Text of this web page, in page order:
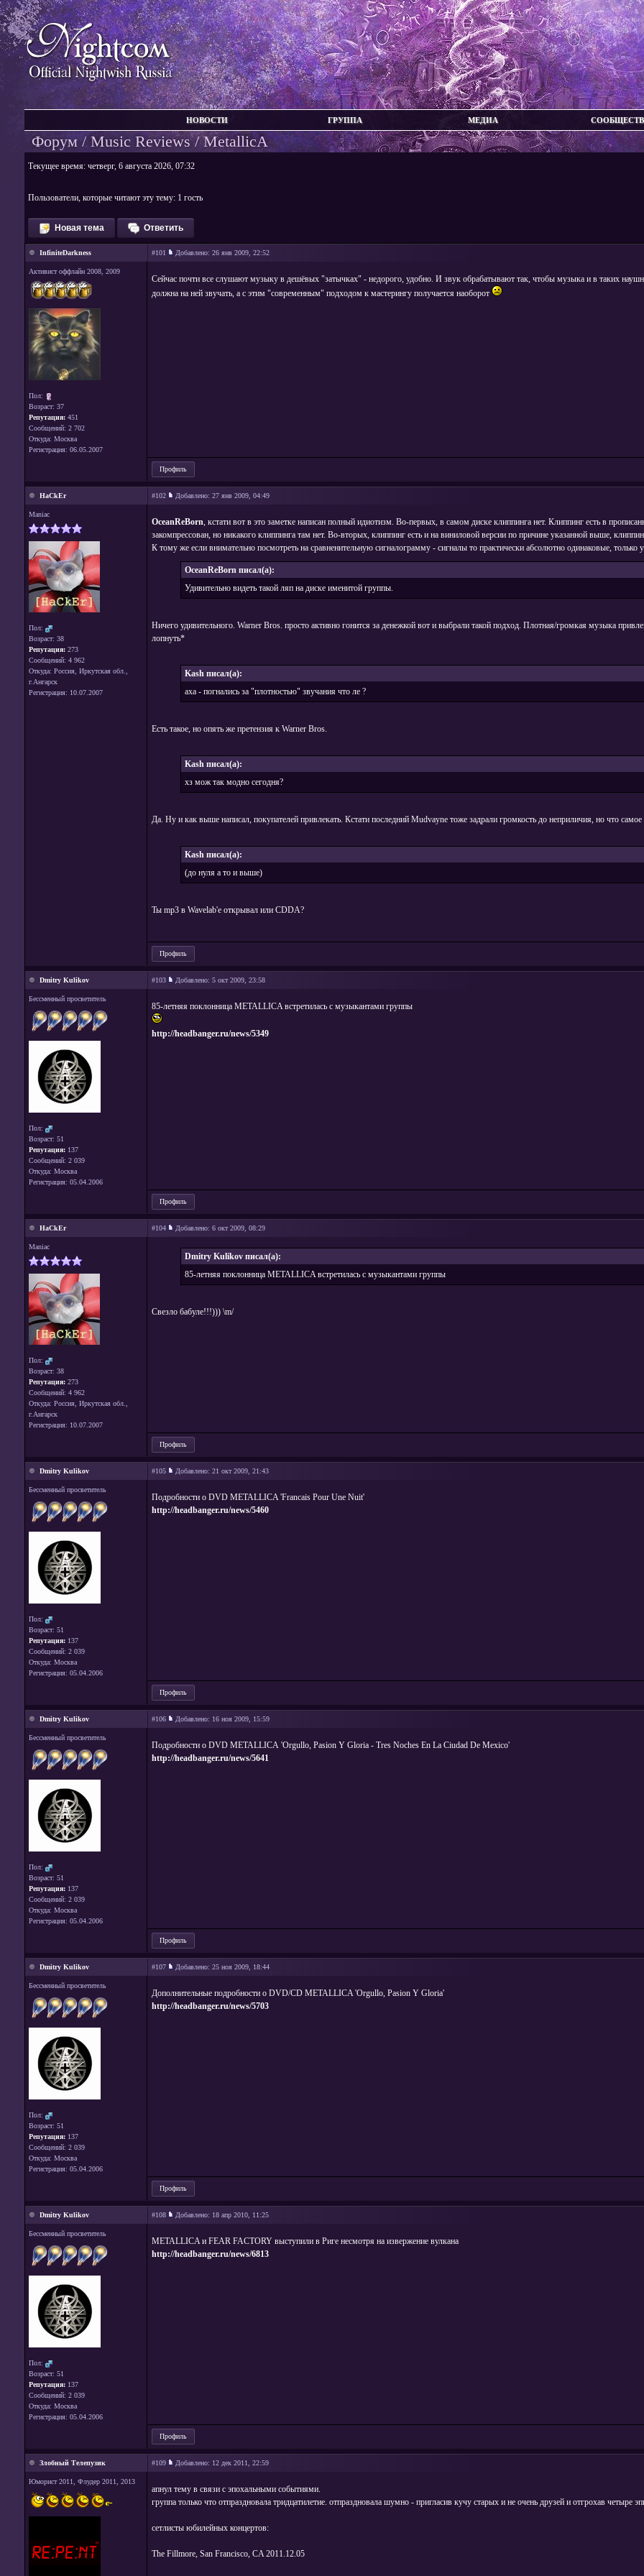
НОВОСТИ ГРУППА МЕДИА
Форум/Music Reviews/ MetallicA
Текущее время: четверг, 6 августа 2026, 07:32
Пользователи, которые читают эту тему: 1 гость
Новая тема Ответить
InfiniteDarkness
Активист оффлайн 2008, 2009
Пол:
Возраст: 37
Репутация: 451
Сообщений: 2 702
Откуда: Москва
Регистрация: 06.05.2007
#101 Добавлено: 26 янв 2009, 22:52
Сейчас почти все слушают музыку в дешёвых "затычках" - недорого, удобно. И звук обрабатывают так, чтобы музыка и в таких
должна на ней звучать, а с этим "современным" подходом к мастерингу получается наоборот
Профиль
HaCkEr
Maniac
Пол:
Возраст: 38
Репутация: 273
Сообщений: 4 962
Откуда: Россия, Иркутская обл.,
г.Ангарск
Регистрация: 10.07.2007
#102 Добавлено: 27 янв 2009, 04:49
OceanReBorn, кстати вот в это заметке написан полный идиотизм. Во-первых, в самом диске клиппинга нет. Клиппинг есть в
закомпрессован, но никакого клиппинга там нет. Во-вторых, клиппинг есть и на виниловой версии по причине указанной выше,
К тому же если внимательно посмотреть на сравненительную сигналограмму - сигналы то практически абсолютно одинаковые, только
OceanReBorn писал(а):
Удивительно видеть такой ляп на диске именитой группы.
Ничего удивительного. Warner Bros. просто активно гонится за денежкой вот и выбрали такой подход. Плотная/громкая музыка
лопнуть*
Kash писал(а):
аха - погнались за "плотностью" звучания что ле ?
Есть такое, но опять же претензия к Warner Bros.
Kash писал(а):
хз мож так модно сегодня?
Да. Ну и как выше написал, покупателей привлекать. Кстати последний Mudvayne тоже задрали громкость до неприличия, но что самое
Kash писал(а):
(до нуля а то и выше)
Ты mp3 в Wavelab'е открывал или CDDA?
Профиль
Dmitry Kulikov
Бессменный просветитель
Пол:
Возраст: 51
Репутация: 137
Сообщений: 2 039
Откуда: Москва
Регистрация: 05.04.2006
#103 Добавлено: 5 окт 2009, 23:58
85-летняя поклонница METALLICA встретилась с музыкантами группы
http://headbanger.ru/news/5349
Профиль
HaCkEr
Maniac
Пол:
Возраст: 38
Репутация: 273
Сообщений: 4 962
Откуда: Россия, Иркутская обл.,
г.Ангарск
Регистрация: 10.07.2007
#104 Добавлено: 6 окт 2009, 08:29
Dmitry Kulikov писал(а):
85-летняя поклонница METALLICA встретилась с музыкантами группы
Свезло бабуле!!!))) \m/
Профиль
Dmitry Kulikov
Бессменный просветитель
Пол:
Возраст: 51
Репутация: 137
Сообщений: 2 039
Откуда: Москва
Регистрация: 05.04.2006
#105 Добавлено: 21 окт 2009, 21:43
Подробности о DVD METALLICA 'Francais Pour Une Nuit'
http://headbanger.ru/news/5460
Профиль
Dmitry Kulikov
Бессменный просветитель
Пол:
Возраст: 51
Репутация: 137
Сообщений: 2 039
Откуда: Москва
Регистрация: 05.04.2006
#106 Добавлено: 16 ноя 2009, 15:59
Подробности о DVD METALLICА 'Orgullo, Pasion Y Gloria - Tres Noches En La Ciudad De Mexico'
http://headbanger.ru/news/5641
Профиль
Dmitry Kulikov
Бессменный просветитель
Пол:
Возраст: 51
Репутация: 137
Сообщений: 2 039
Откуда: Москва
Регистрация: 05.04.2006
#107 Добавлено: 25 ноя 2009, 18:44
Дополнительные подробности о DVD/CD METALLICA 'Orgullo, Pasion Y Gloria'
http://headbanger.ru/news/5703
Профиль
Dmitry Kulikov
Бессменный просветитель
Пол:
Возраст: 51
Репутация: 137
Сообщений: 2 039
Откуда: Москва
Регистрация: 05.04.2006
#108 Добавлено: 18 апр 2010, 11:25
METALLICA и FEAR FACTORY выступили в Риге несмотря на извержение вулкана
http://headbanger.ru/news/6813
Профиль
Злобный Телепузик
Юморист 2011, Флудер 2011, 2013
#109 Добавлено: 12 дек 2011, 22:59
апнул тему в связи с эпохальными событиями.
группа только что отпраздновала тридцатилетие. отпраздновала шумно - пригласив кучу старых и не очень друзей и отгрохав четыре
сетлисты юбилейных концертов:
The Fillmore, San Francisco, CA 2011.12.05